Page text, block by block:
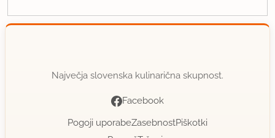
Največja slovenska kulinarična skupnost.
Facebook
Pogoji uporabeZasebnostPiškotki